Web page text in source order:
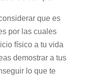
que es
por las cuales
físico a tu vida
demostrar a tus
lo que te